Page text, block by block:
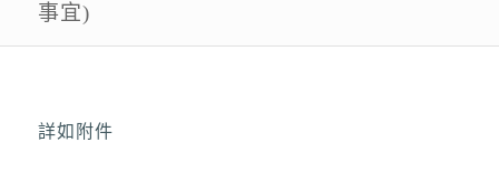
事宜)
詳如附件